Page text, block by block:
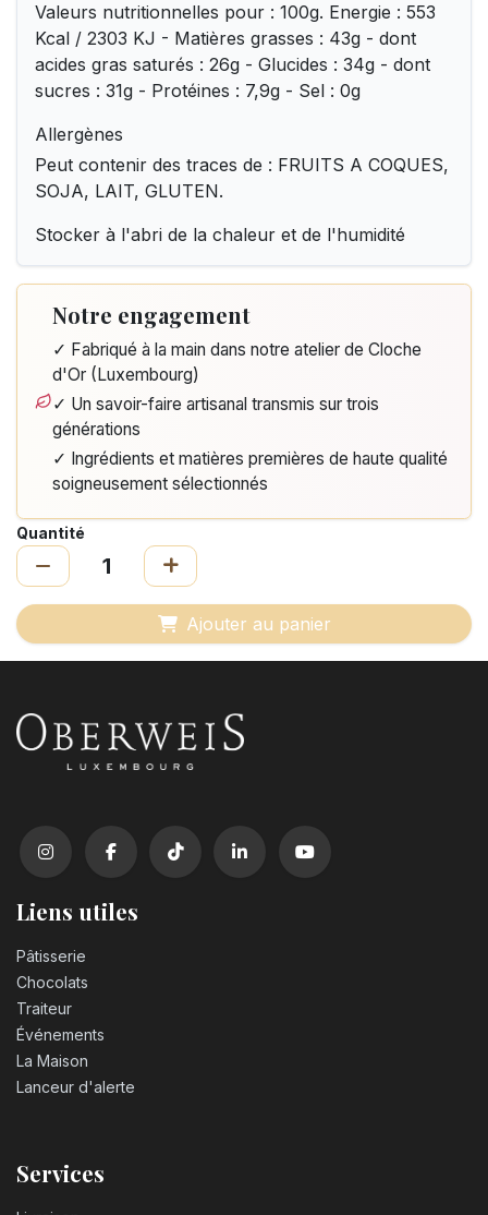
Valeurs nutritionnelles pour : 100g. Energie : 553
Kcal / 2303 KJ - Matières grasses : 43g - dont
acides gras saturés : 26g - Glucides : 34g - dont
sucres : 31g - Protéines : 7,9g - Sel : 0g
Allergènes
Peut contenir des traces de : FRUITS A COQUES,
SOJA, LAIT, GLUTEN.
Stocker à l'abri de la chaleur et de l'humidité
Notre engagement
✓ Fabriqué à la main dans notre atelier de Cloche
d'Or (Luxembourg)
✓ Un savoir-faire artisanal transmis sur trois
générations
✓ Ingrédients et matières premières de haute qualité
soigneusement sélectionnés
Quantité
Ajouter au panier
Liens utiles
Pâtisserie
Chocolats
Traiteur
Événements
La Maison
Lanceur d'alerte
Services